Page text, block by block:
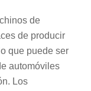
de
de producir
que puede ser
automóviles
Los